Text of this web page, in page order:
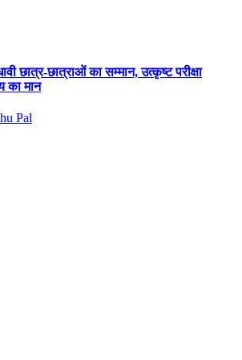
छात्र-छात्राओं का सम्मान, उत्कृष्ट परीक्षा
का मान
Pal